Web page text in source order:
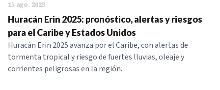
15 ago. 2025
Huracán Erin 2025: pronóstico, alertas y riesgos
para el Caribe y Estados Unidos
Huracán Erin 2025 avanza por el Caribe, con alertas de
tormenta tropical y riesgo de fuertes lluvias, oleaje y
corrientes peligrosas en la región.